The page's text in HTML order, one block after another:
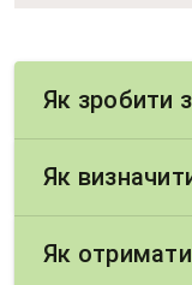
Як зробити
Як
Як